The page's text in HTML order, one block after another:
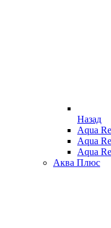
Назад
Aqua
Aqua
Aqua
Аква Плюс